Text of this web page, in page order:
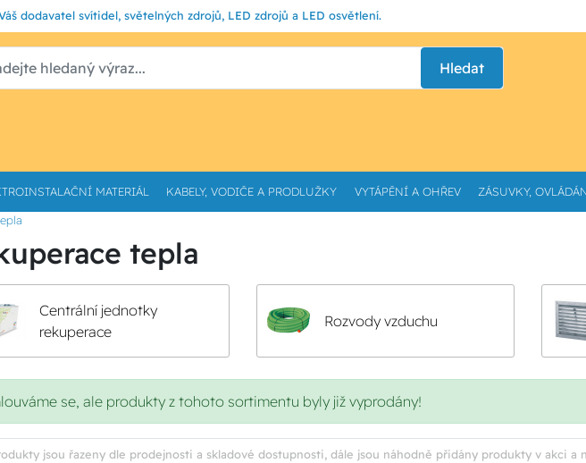
dodavatel svítidel, světelných zdrojů, LED zdrojů a LED osvětlení.
Hledat
MATERIÁL KABELY, VODIČE A PRODLUŽKY VYTÁPĚNÍ A OHŘEV ZÁSUVKY,
tepla
Centrální jednotky
rekuperace
Rozvody vzduchu
se, ale produkty z tohoto sortimentu byly již vyprodány!
jsou řazeny dle prodejnosti a skladové dostupnosti, dále jsou náhodně přidány produkty v akci a